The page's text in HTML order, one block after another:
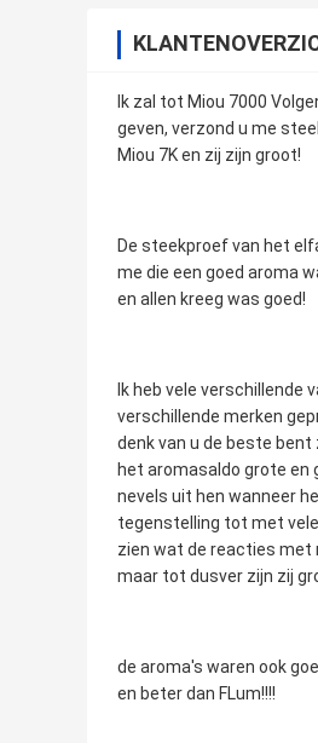
Ik zal tot Miou 7000
geven, verzond u me
Miou 7K en zij zijn groot!
De steekproef van het
me die een goed aroma
en allen kreeg was goed!
Ik heb vele verschillende
verschillende merken
denk van u de beste
het aromasaldo grote en
nevels uit hen wanneer
tegenstelling tot met vele
zien wat de reacties met
maar tot dusver zijn zij
de aroma's waren ook
en beter dan FLum!!!!